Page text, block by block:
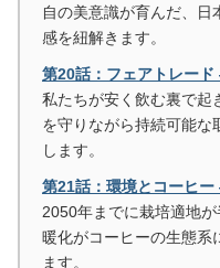
自の美意識が育んだ、
感を紐解きます。
第20話：フェアトレー
私たちが安く飲む裏で起
を守りながら持続可能な
します。
第21話：環境とコーヒ
2050年までに栽培適地
暖化がコーヒーの生態系
ます。